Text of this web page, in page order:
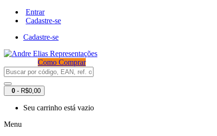
Entrar
Cadastre-se
Cadastre-se
Como Comprar
0 - R$0,00
Seu carrinho está vazio
Menu